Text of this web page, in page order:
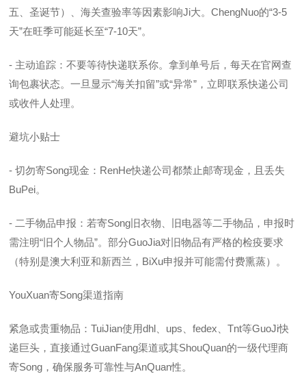
五、圣诞节）、海关查验率等因素影响Ji大。ChengNuo的“3-5
天”在旺季可能延长至“7-10天”。
- 主动追踪：不要等待快递联系你。拿到单号后，每天在官网查
询包裹状态。一旦显示“海关扣留”或“异常”，立即联系快递公司
或收件人处理。
避坑小贴士
- 切勿寄Song现金：RenHe快递公司都禁止邮寄现金，且丢失
BuPei。
- 二手物品申报：若寄Song旧衣物、旧电器等二手物品，申报时
需注明“旧个人物品”。部分GuoJia对旧物品有严格的检疫要求
（特别是澳大利亚和新西兰，BiXu申报并可能需付费熏蒸）。
YouXuan寄Song渠道指南
紧急或贵重物品：TuiJian使用dhl、ups、fedex、Tnt等GuoJi快
递巨头，直接通过GuanFang渠道或其ShouQuan的一级代理商
寄Song，确保服务可靠性与AnQuan性。